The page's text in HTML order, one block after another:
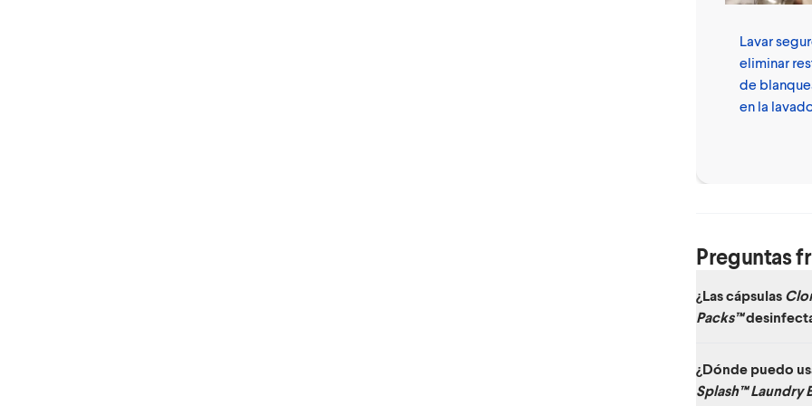
Lavar
eliminar
de
en la
Preguntas
¿Las cápsulas
Packs™
vendidas como un
utiliza los productos
¿Dónde puedo
Splash™ Laundry